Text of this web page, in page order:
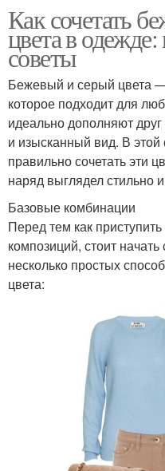
Как сочетать
цвета в
советы
Бежевый и серый цвета —
которое подходит для
идеально дополняют
и изысканный вид. В
правильно сочетать эти
наряд выглядел стильно
Базовые комбинации
Перед тем как
композиций, стоит
несколько простых
цвета: